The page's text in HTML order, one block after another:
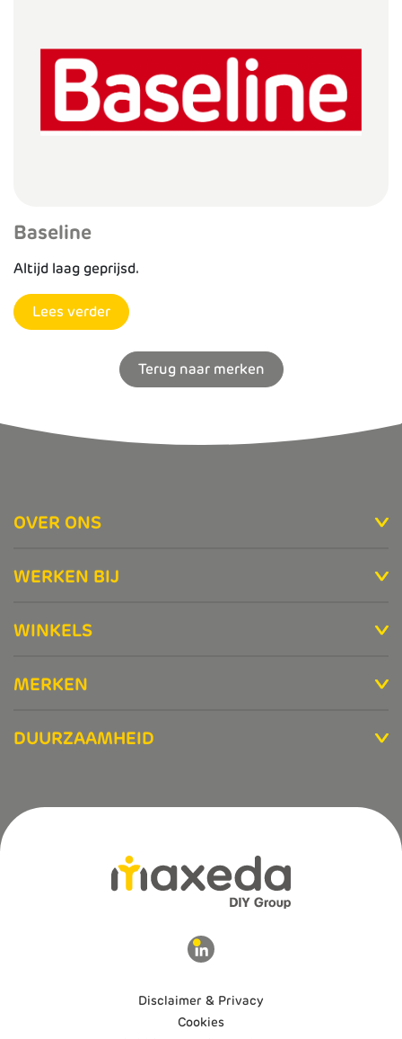
Baseline
Altijd laag geprijsd.
Lees verder
Terug naar merken
OVER ONS
WERKEN BIJ
WINKELS
MERKEN
DUURZAAMHEID
Disclaimer & Privacy
Cookies